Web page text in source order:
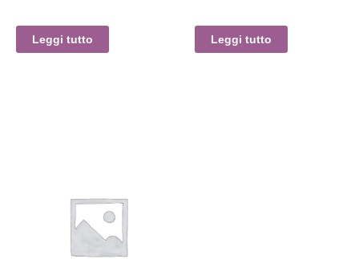
Leggi tutto Leggi tutto